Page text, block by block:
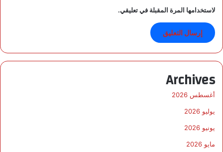
لاستخدامها المرة المقبلة في تعليقي.
Archives
أغسطس 2026
يوليو 2026
يونيو 2026
مايو 2026